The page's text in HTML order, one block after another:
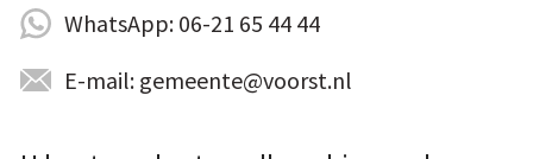
WhatsApp: 06-21 65 44 44
E-mail: gemeente@voorst.nl